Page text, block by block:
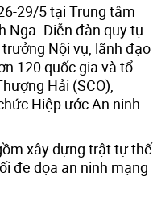
29/5 tại Trung tâm
Nga. Diễn đàn quy tụ
Nội vụ, lãnh đạo
120 quốc gia và tổ
Hải (SCO),
Hiệp ước An ninh
xây dựng trật tự thế
đe dọa an ninh mạng